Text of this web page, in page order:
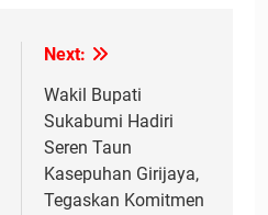
Next:
Wakil Bupati
Sukabumi Hadiri
Seren Taun
Kasepuhan Girijaya,
Tegaskan Komitmen